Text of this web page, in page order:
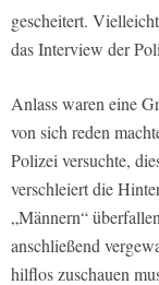
gescheitert.
das Interview der
Anlass waren eine
von sich reden
Polizei versuchte,
verschleiert die
„Männern“
anschließend
hilflos zuschauen